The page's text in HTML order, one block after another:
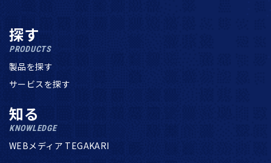
探す
PRODUCTS
製品を探す
サービスを探す
知る
KNOWLEDGE
WEBメディア TEGAKARI